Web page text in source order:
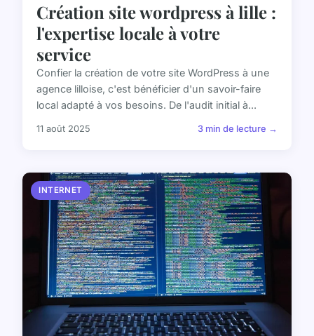
Création site wordpress à lille :
l'expertise locale à votre
service
Confier la création de votre site WordPress à une
agence lilloise, c'est bénéficier d'un savoir-faire
local adapté à vos besoins. De l'audit initial à...
11 août 2025 3 min de lecture →
INTERNET